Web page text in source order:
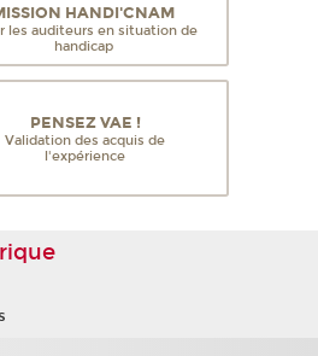
HANDI'CNAM
les auditeurs en situation de
handicap
PENSEZ VAE !
Validation des acquis de
l'expérience